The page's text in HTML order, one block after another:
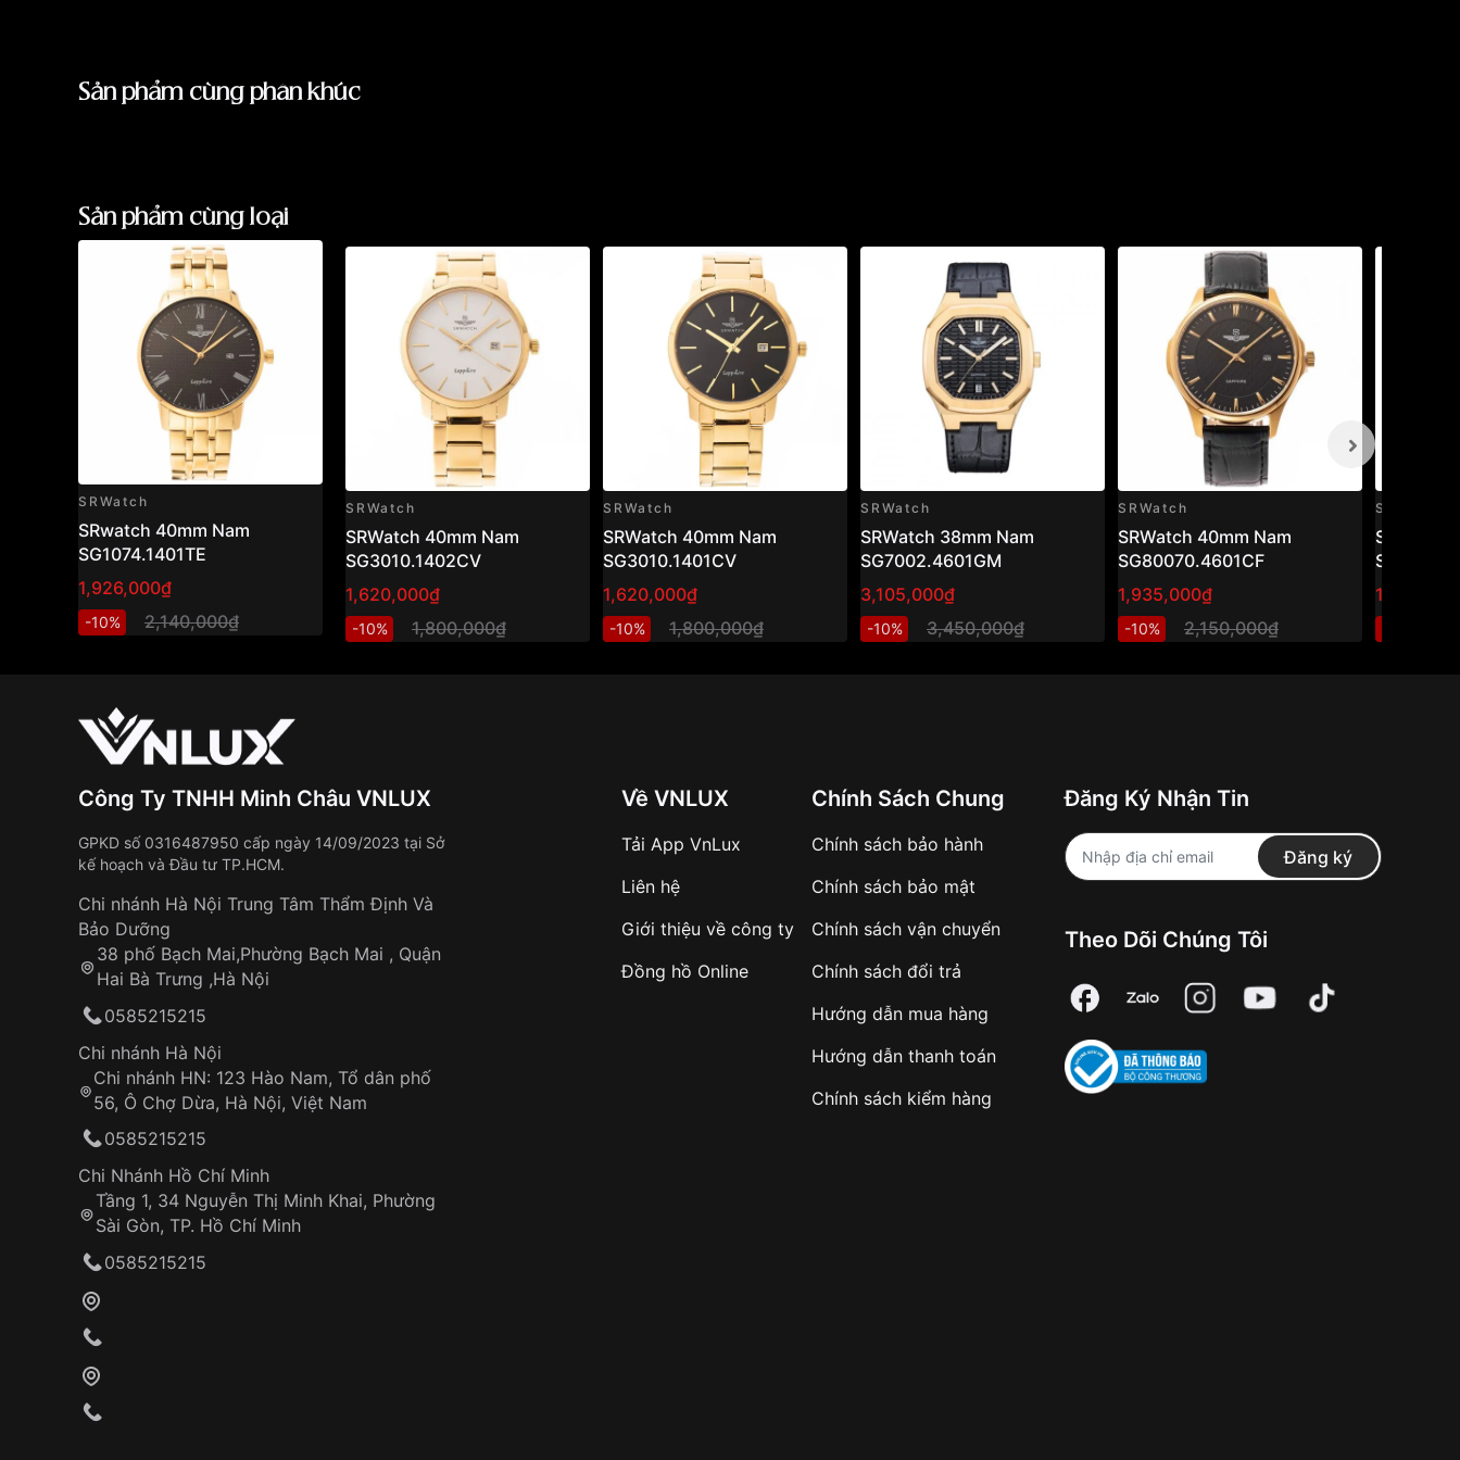
Sản phẩm cùng phân khúc
Sản phẩm cùng loại
SRWatch
SRwatch 40mm Nam
SG1074.1401TE
1,926,000₫
-10% 2,140,000₫
SRWatch
SRWatch 40mm Nam
SG3010.1402CV
1,620,000₫
-10% 1,800,000₫
SRWatch
SRWatch 40mm Nam
SG3010.1401CV
1,620,000₫
-10% 1,800,000₫
SRWatch
SRWatch 38mm Nam
SG7002.4601GM
3,105,000₫
-10% 3,450,000₫
SRWatch
SRWatch 40mm Nam
SG80070.4601CF
1,935,000₫
-10% 2,150,000₫
SRWatch
SRwatch
Công Ty TNHH Minh Châu VNLUX
GPKD số 0316487950 cấp ngày 14/09/2023 tại Sở
kế hoạch và Đầu tư TP.HCM.
Chi nhánh Hà Nội Trung Tâm Thẩm Định Và
Bảo Dưỡng
38 phố Bạch Mai,Phường Bạch Mai , Quận
Hai Bà Trưng ,Hà Nội
0585215215
Chi nhánh Hà Nội
Chi nhánh HN: 123 Hào Nam, Tổ dân phố
56, Ô Chợ Dừa, Hà Nội, Việt Nam
0585215215
Chi Nhánh Hồ Chí Minh
Tầng 1, 34 Nguyễn Thị Minh Khai, Phường
Sài Gòn, TP. Hồ Chí Minh
0585215215
Về VNLUX
Tải App VnLux
Liên hệ
Giới thiệu về công ty
Đồng hồ Online
Chính Sách Chung
Chính sách bảo hành
Chính sách bảo mật
Chính sách vận chuyển
Chính sách đổi trả
Hướng dẫn mua hàng
Hướng dẫn thanh toán
Chính sách kiểm hàng
Đăng Ký Nhận Tin
Đăng ký
Theo Dõi Chúng Tôi